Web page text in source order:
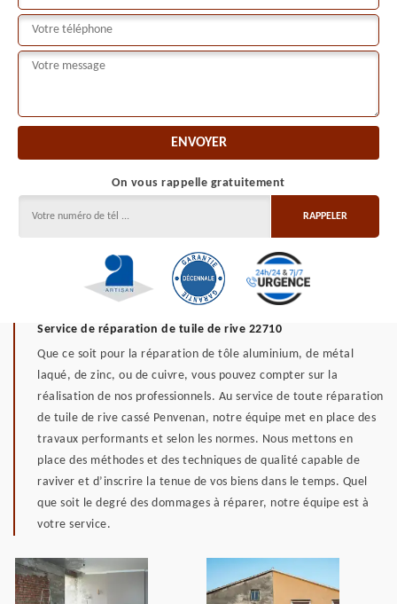
On vous rappelle gratuitement
Service de réparation de tuile de rive 22710
Que ce soit pour la réparation de tôle aluminium, de métal
laqué, de zinc, ou de cuivre, vous pouvez compter sur la
réalisation de nos professionnels. Au service de toute réparation
de tuile de rive cassé Penvenan, notre équipe met en place des
travaux performants et selon les normes. Nous mettons en
place des méthodes et des techniques de qualité capable de
raviver et d’inscrire la tenue de vos biens dans le temps. Quel
que soit le degré des dommages à réparer, notre équipe est à
votre service.